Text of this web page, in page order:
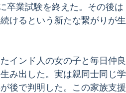
卒業試験を終えた。その後は
けるという新たな繋がりが生
インド人の女の子と毎日仲良
み出した。実は親同士同じ学
後で判明した。この家族支援